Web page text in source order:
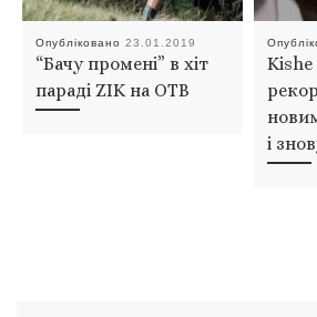
Опубліковано 23.01.2019
“Бачу промені” в хіт
параді ZIK на ОТВ
Kishe
і